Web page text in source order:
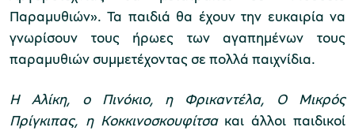
Μουσείο Μαστίχας Χίου
Παραμυθιών». Τα παιδιά θα έχουν την ευκαιρία να
γνωρίσουν τους ήρωες των αγαπημένων τους
παραμυθιών συμμετέχοντας σε πολλά παιχνίδια.
Η Αλίκη, ο Πινόκιο, η Φρικαντέλα, Ο Μικρός
Πρίγκιπας, η Κοκκινοσκουφίτσακαι άλλοι παιδικοί